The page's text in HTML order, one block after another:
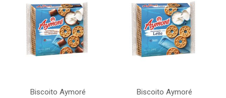
Biscoito Aymoré
Biscoito Aymoré